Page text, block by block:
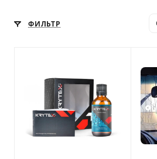
ФИЛЬТР